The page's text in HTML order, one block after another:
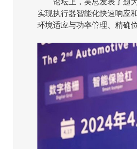
实现执行器智能化快速响应
环境适应与功率管理、精确